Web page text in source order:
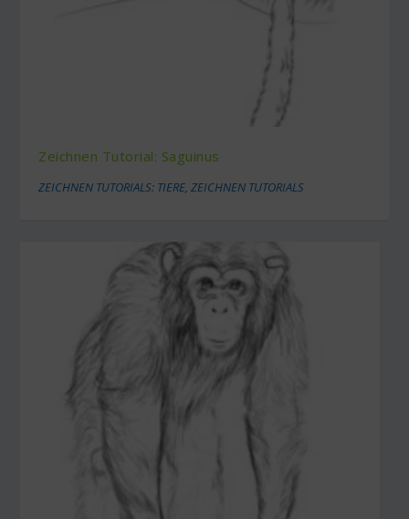
Zeichnen Tutorial: Saguinus
ZEICHNEN TUTORIALS: TIERE,ZEICHNEN TUTORIALS